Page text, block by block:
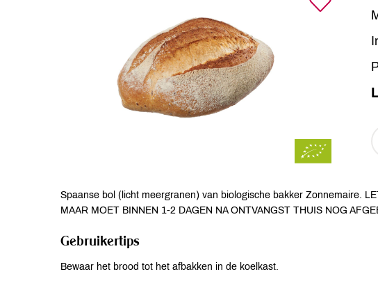
Spaanse bol (licht meergranen) van biologische bakker Zonnemaire.
MAAR MOET BINNEN 1-2 DAGEN NA ONTVANGST THUIS NOG
Gebruikertips
Bewaar het brood tot het afbakken in de koelkast.